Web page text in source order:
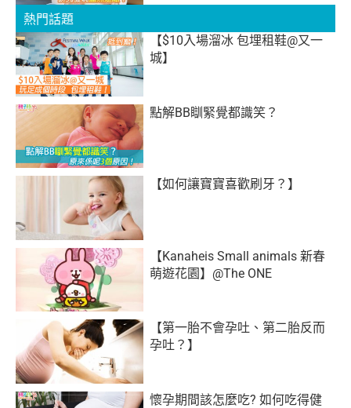
熱門話題
【$10入場溜冰 包埋租鞋@又一
城】
點解BB瞓緊覺都識笑？
【如何讓寶寶喜歡刷牙？】
【Kanaheis Small animals 新春
萌遊花園】@The ONE
【第一胎不會孕吐、第二胎反而
孕吐？】
懷孕期間該怎麼吃? 如何吃得健